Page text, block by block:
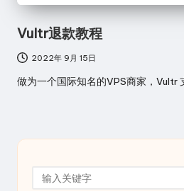
Vultr退款教程
2022年 9月 15日
做为一个国际知名的VPS商家，Vultr
搜索